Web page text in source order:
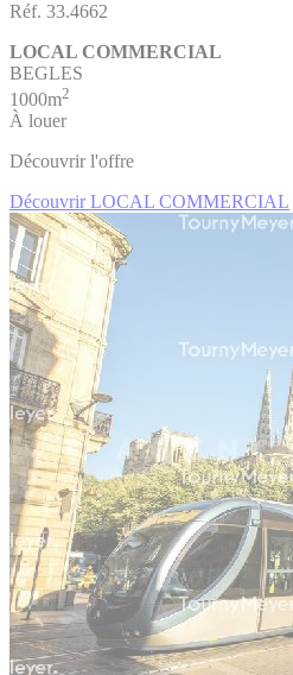
Réf. 33.4662
LOCAL COMMERCIAL
BEGLES
1000m2
À louer
Découvrir l'offre
Découvrir LOCAL COMMERCIAL